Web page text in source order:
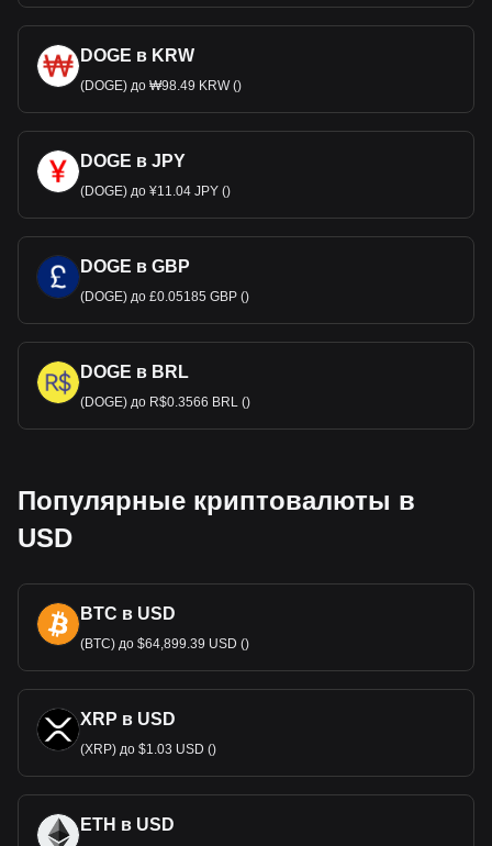
DOGE в KRW
(DOGE) до ₩98.49 KRW ()
DOGE в JPY
(DOGE) до ¥11.04 JPY ()
DOGE в GBP
(DOGE) до £0.05185 GBP ()
DOGE в BRL
(DOGE) до R$0.3566 BRL ()
Популярные криптовалюты в
USD
BTC в USD
(BTC) до $64,899.39 USD ()
XRP в USD
(XRP) до $1.03 USD ()
ETH в USD